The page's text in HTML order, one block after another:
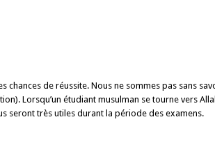
de réussite. Nous ne sommes pas sans
Lorsqu’un étudiant musulman se tourne vers
seront très utiles durant la période des examens.